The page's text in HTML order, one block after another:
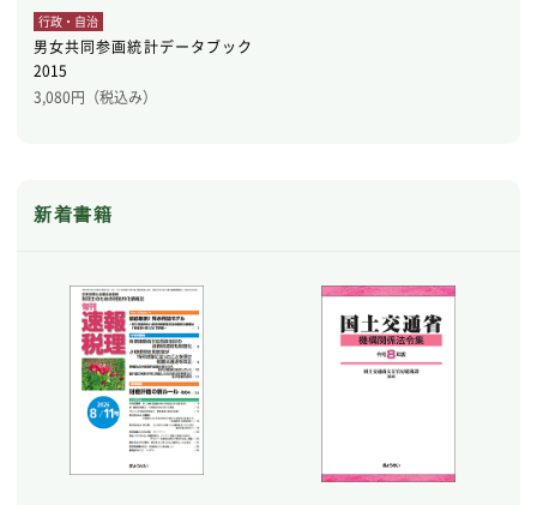
行政・自治
男女共同参画統計データブック
2015
3,080円（税込み）
新着書籍